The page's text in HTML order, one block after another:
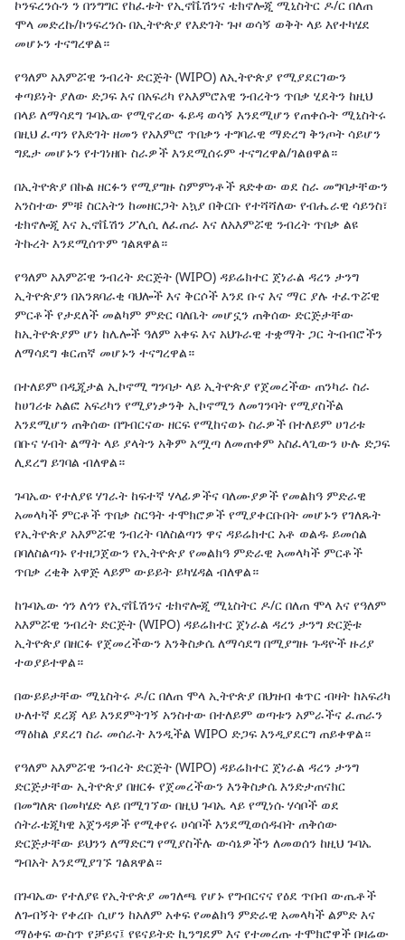
ኮንፍረንሱን ን በንግግር የከፈቱት የኢኖቬሽንና ቴክኖሎጂ ሚኒስትር ዶ/ር በለጠ
ሞላ መድረኩ/ኮንፍረንሱ በኢትዮጵያ የእድገት ጉዞ ወሳኝ ወቅት ላይ እየተካሄደ
መሆኑን ተናግረዋል።
የዓለም አእምሯዊ ንብረት ድርጅት (WIPO) ለኢትዮጵያ የሚያደርገውን
ቀጣይነት ያለው ድጋፍ እና በአፍሪካ የአእምሮአዊ ንብረትን ጥበቃ ሂደትን ከዚህ
በላይ ለማሳደግ ጉባኤው የሚኖረው ፋይዳ ወሳኝ እንደሚሆን የጠቀሱት ሚኒስትሩ
በዚህ ፈጣን የእድገት ዘመን የአእምሮ ጥበቃን ተግባራዊ ማድረግ ቅንጦት ሳይሆን
ግዴታ መሆኑን የተገነዘቡ ስራዎች እንደሚሰሩም ተናግረዋል/ገልፀዋል።
በኢትዮጵያ በኩል ዘርፉን የሚያግዙ ስምምነቶች ጸድቀው ወደ ስራ መግባታቸውን
አንስተው ምቹ ስርአትን ከመዘርጋት አኳያ በቅርቡ የተሻሻለው የብሔራዊ ሳይንስ፣
ቴክኖሎጂ እና ኢኖቬሽን ፖሊሲ ለፈጠራ እና ለአእምሯዊ ንብረት ጥበቃ ልዩ
ትኩረት እንደሚሰጥም ገልጸዋል።
የዓለም አእምሯዊ ንብረት ድርጅት (WIPO) ዳይሬክተር ጀነራል ዳረን ታንግ
ኢትዮጵያን በአንጸባራቂ ባህሎች እና ቅርሶች እንደ ቡና እና ማር ያሉ ተፈጥሯዊ
ምርቶች የታደለች መልካም ምድር ባለቤት መሆኗን ጠቅሰው ድርጅታቸው
ከኢትዮጵያም ሆነ ከሌሎች ዓለም አቀፍ እና አህጉራዊ ተቋማት ጋር ትብብሮችን
ለማሳደግ ቁርጠኛ መሆኑን ተናግረዋል።
በተለይም በዲጂታል ኢኮኖሚ ግንባታ ላይ ኢትዮጵያ የጀመረችው ጠንካራ ስራ
ከሀገሪቱ አልፎ አፍሪካን የሚያነቃንቅ ኢኮኖሚን ለመገንባት የሚያስችል
እንደሚሆን ጠቅሰው በግብርናው ዘርፍ የሚከናወኑ ስራዎች በተለይም ሀገሪቱ
በቡና ሃብት ልማት ላይ ያላትን አቅም አሟጣ ለመጠቀም አስፈላጊውን ሁሉ ድጋፍ
ሊደረግ ይገባል ብለዋል።
ጉባኤው የተለያዩ ሃገራት ከፍተኛ ሃላፊዎችና ባለሙያዎች የመልክዓ ምድራዊ
አመላካች ምርቶች ጥበቃ ስርዓት ተሞክሮዎች የሚያቀርቡበት መሆኑን የገለጹት
የኢትዮጵያ አእምሯዊ ንብረት ባለስልጣን ዋና ዳይሬክተር አቶ ወልዱ ይመሰል
በባለስልጣኑ የተዘጋጀውን የኢትዮጵያ የመልክዓ ምድራዊ አመላካች ምርቶች
ጥበቃ ረቂቅ አዋጅ ላይም ውይይት ይካሄዳል ብለዋል።
ከጉባኤው ጎን ለጎን የኢኖቬሽንና ቴክኖሎጂ ሚኒስትር ዶ/ር በለጠ ሞላ እና የዓለም
አእምሯዊ ንብረት ድርጅት (WIPO) ዳይሬክተር ጀነራል ዳረን ታንግ ድርጅቱ
ኢትዮጵያ በዘርፉ የጀመረችውን እንቅስቃሴ ለማሳደግ በሚያግዙ ጉዳዮች ዙሪያ
ተወያይተዋል።
በውይይታቸው ሚኒስትሩ ዶ/ር በለጠ ሞላ ኢትዮጵያ በህዝብ ቁጥር ብዛት ከአፍሪካ
ሁለተኛ ደረጃ ላይ እንደምትገኝ አንስተው በተለይም ወጣቱን አምራችና ፈጠራን
ማዕከል ያደረገ ስራ መሰራት እንዲችል WIPO ድጋፍ እንዲያደርግ ጠይቀዋል።
የዓለም አእምሯዊ ንብረት ድርጅት (WIPO) ዳይሬክተር ጀነራል ዳረን ታንግ
ድርጅታቸው ኢትዮጵያ በዘርፉ የጀመረችውን እንቅስቃሴ እንድታጠናክር
በመግለጽ በመካሄድ ላይ በሚገኘው በዚህ ጉባኤ ላይ የሚነሱ ሃሳቦች ወደ
ሰትራቴጂካዊ አጀንዳዎች የሚቀየሩ ሀሳቦች እንደሚወሰዱበት ጠቅሰው
ድርጅታቸው ይህንን ለማድርግ የሚያስችሉ ውሳኔዎችን ለመወሰን ከዚህ ጉባኤ
ግብአት እንደሚያገኙ ገልጸዋል።
በጉባኤው የተለያዩ የኢትዮጵያ መገለጫ የሆኑ የግብርናና የዕደ ጥበብ ውጤቶች
ለጉብኝት የቀረቡ ሲሆን ከአለም አቀፍ የመልክዓ ምድራዊ አመላካች ልምድ እና
ማዕቀፍ ውስጥ የቻይና፤ የዩናይትድ ኪንግደም እና የተመረጡ ተሞክሮዋች በዛሬው